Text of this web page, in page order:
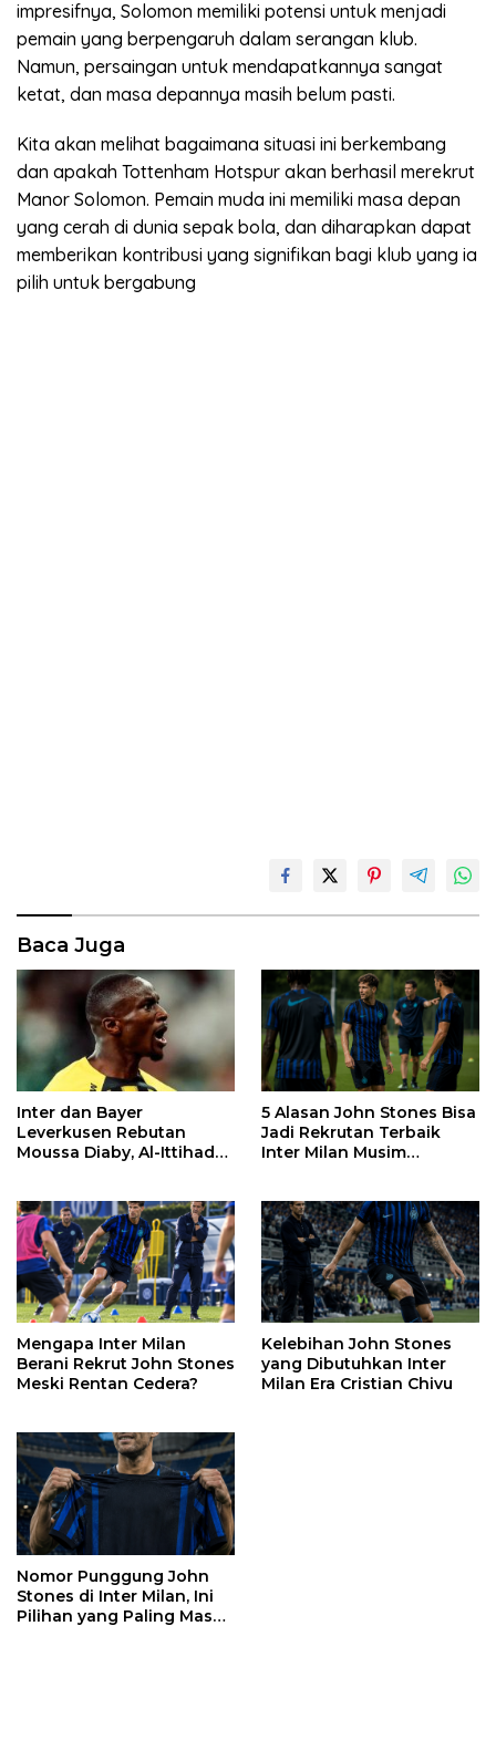
impresifnya, Solomon memiliki potensi untuk menjadi
pemain yang berpengaruh dalam serangan klub.
Namun, persaingan untuk mendapatkannya sangat
ketat, dan masa depannya masih belum pasti.
Kita akan melihat bagaimana situasi ini berkembang
dan apakah Tottenham Hotspur akan berhasil merekrut
Manor Solomon. Pemain muda ini memiliki masa depan
yang cerah di dunia sepak bola, dan diharapkan dapat
memberikan kontribusi yang signifikan bagi klub yang ia
pilih untuk bergabung
Baca Juga
Inter dan Bayer
Leverkusen Rebutan
Moussa Diaby, Al-Ittihad
5 Alasan John Stones Bisa
Jadi Rekrutan Terbaik
Inter Milan Musim
Mengapa Inter Milan
Berani Rekrut John Stones
Meski Rentan Cedera?
Kelebihan John Stones
yang Dibutuhkan Inter
Milan Era Cristian Chivu
Nomor Punggung John
Stones di Inter Milan, Ini
Pilihan yang Paling Masuk